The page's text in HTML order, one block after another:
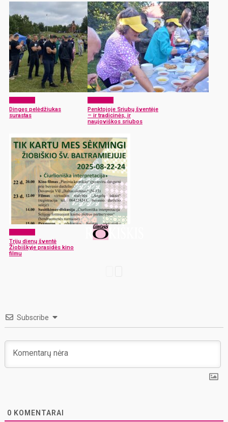
Dingęs pelėdžiukas
surastas
Penktojoje Sriubų šventėje
– ir tradicinės, ir
naujoviškos sriubos
Trijų dienų šventė
Žiobiškyje prasidės kino
filmu
Subscribe
0 KOMENTARAI